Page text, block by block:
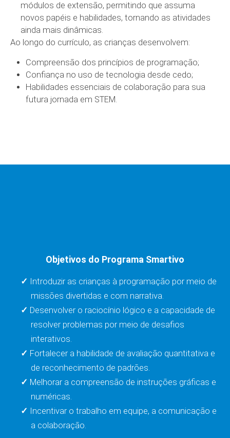
módulos de extensão, permitindo que assuma
novos papéis e habilidades, tornando as atividades
ainda mais dinâmicas.
Ao longo do currículo, as crianças desenvolvem:
Compreensão dos princípios de programação;
Confiança no uso de tecnologia desde cedo;
Habilidades essenciais de colaboração para sua
futura jornada em STEM.
Objetivos do Programa Smartivo
Introduzir as crianças à programação por meio de
missões divertidas e com narrativa.
Desenvolver o raciocínio lógico e a capacidade de
resolver problemas por meio de desafios
interativos.
Fortalecer a habilidade de avaliação quantitativa e
de reconhecimento de padrões.
Melhorar a compreensão de instruções gráficas e
numéricas.
Incentivar o trabalho em equipe, a comunicação e
a colaboração.